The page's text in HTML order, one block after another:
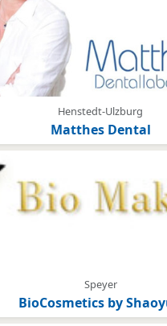
Henstedt-Ulzburg
Matthes Dental
Speyer
BioCosmetics by